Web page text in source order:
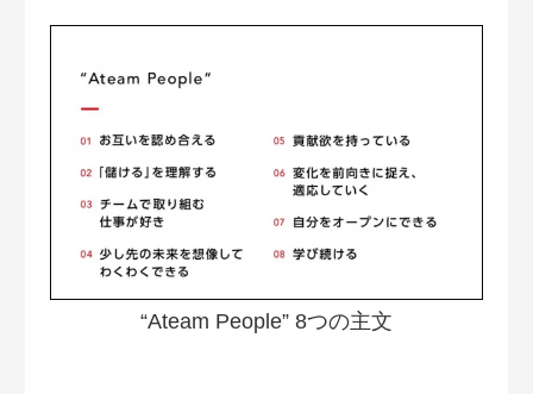
“Ateam People” 8つの主文